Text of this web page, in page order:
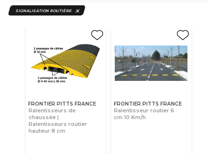
SIGNALISATION ROUTIÈRE
FRONTIER PITTS FRANCE
Ralentisseurs de
chaussée |
Ralentisseurs routier
hauteur 8 cm
FRONTIER PITTS FRANCE
Ralentisseur routier 6
cm 10 Km/h